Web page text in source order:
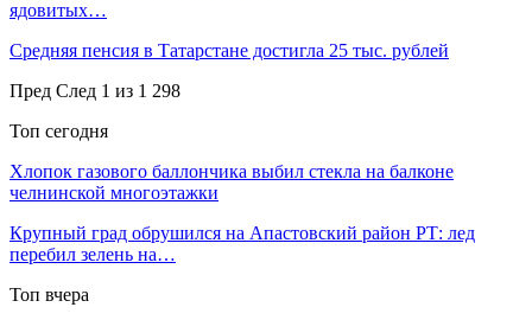
ядовитых…
Средняя пенсия в Татарстане достигла 25 тыс. рублей
Пред След 1 из 1 298
Топ сегодня
Хлопок газового баллончика выбил стекла на балконе
челнинской многоэтажки
Крупный град обрушился на Апастовский район РТ: лед
перебил зелень на…
Топ вчера